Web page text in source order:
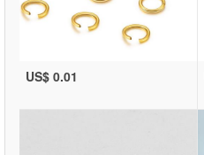
US$ 0.01